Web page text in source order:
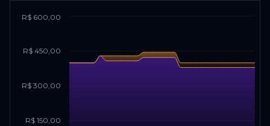
R$ 150,00
R$ 300,00
R$ 450,00
R$ 600,00